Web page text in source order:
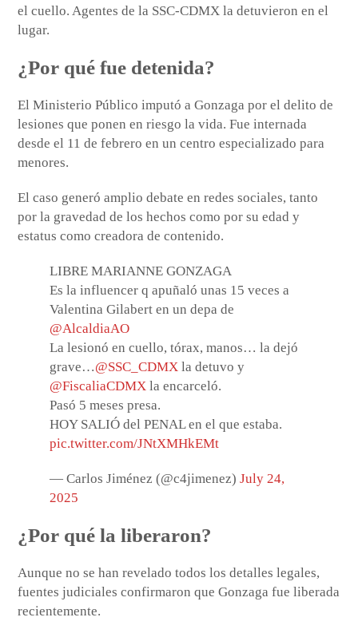
el cuello. Agentes de la SSC-CDMX la detuvieron en el
lugar.
¿Por qué fue detenida?
El Ministerio Público imputó a Gonzaga por el delito de
lesiones que ponen en riesgo la vida. Fue internada
desde el 11 de febrero en un centro especializado para
menores.
El caso generó amplio debate en redes sociales, tanto
por la gravedad de los hechos como por su edad y
estatus como creadora de contenido.
LIBRE MARIANNE GONZAGA
Es la influencer q apuñaló unas 15 veces a
Valentina Gilabert en un depa de
@AlcaldiaAO
La lesionó en cuello, tórax, manos… la dejó
grave…@SSC_CDMX la detuvo y
@FiscaliaCDMX la encarceló.
Pasó 5 meses presa.
HOY SALIÓ del PENAL en el que estaba.
pic.twitter.com/JNtXMHkEMt
— Carlos Jiménez (@c4jimenez)July 24,
2025
¿Por qué la liberaron?
Aunque no se han revelado todos los detalles legales,
fuentes judiciales confirmaron que Gonzaga fue liberada
recientemente.